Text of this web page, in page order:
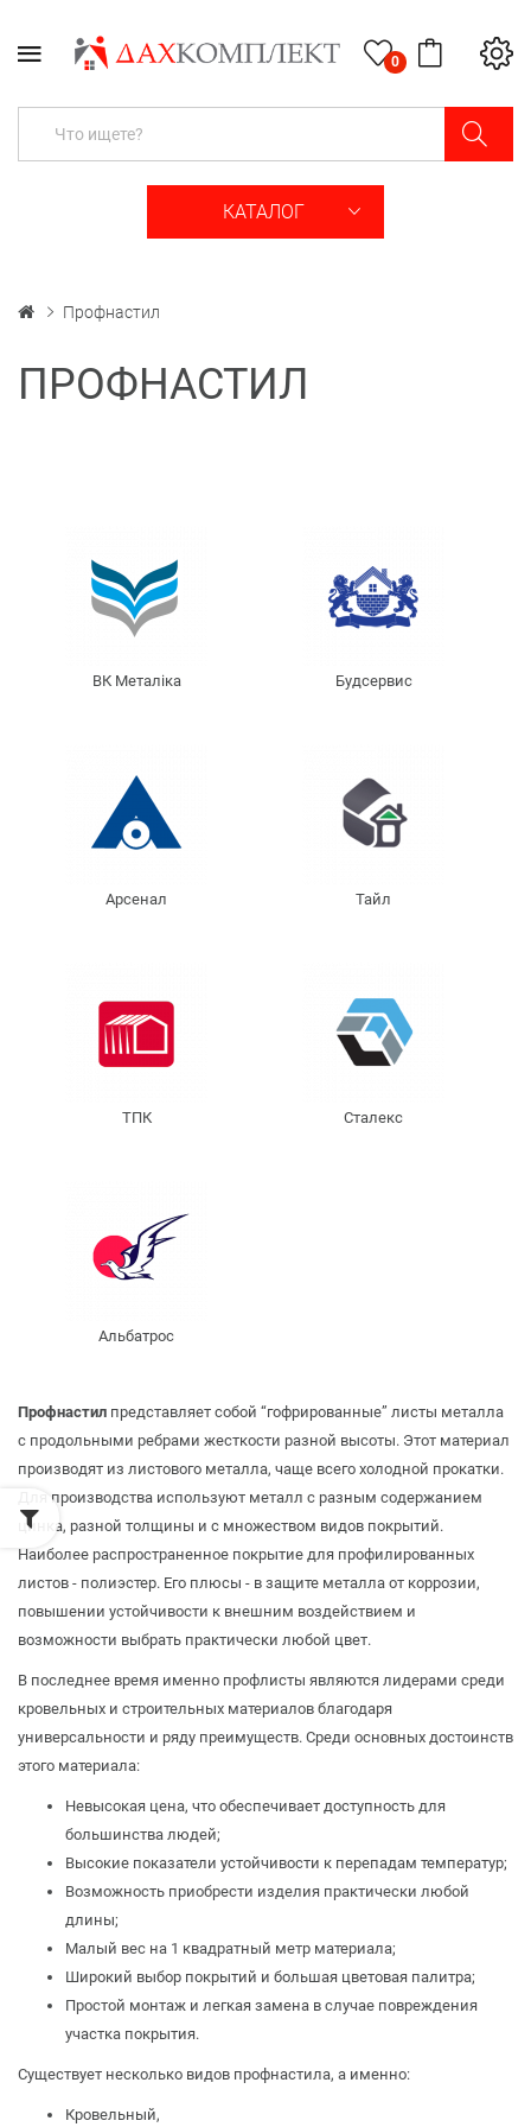
0
КАТАЛОГ
Профнастил
ПРОФНАСТИЛ
ВК Металіка Будсервис
Арсенал Тайл
ТПК Сталекс
Альбатрос
Профнастил представляет собой “гофрированные” листы металла
с продольными ребрами жесткости разной высоты. Этот материал
производят из листового металла, чаще всего холодной прокатки.
Для производства используют металл с разным содержанием
цинка, разной толщины и с множеством видов покрытий.
Наиболее распространенное покрытие для профилированных
листов - полиэстер. Его плюсы - в защите металла от коррозии,
повышении устойчивости к внешним воздействием и
возможности выбрать практически любой цвет.
В последнее время именно профлисты являются лидерами среди
кровельных и строительных материалов благодаря
универсальности и ряду преимуществ. Среди основных достоинств
этого материала:
Невысокая цена, что обеспечивает доступность для
большинства людей;
Высокие показатели устойчивости к перепадам температур;
Возможность приобрести изделия практически любой
длины;
Малый вес на 1 квадратный метр материала;
Широкий выбор покрытий и большая цветовая палитра;
Простой монтаж и легкая замена в случае повреждения
участка покрытия.
Существует несколько видов профнастила, а именно:
Кровельный,